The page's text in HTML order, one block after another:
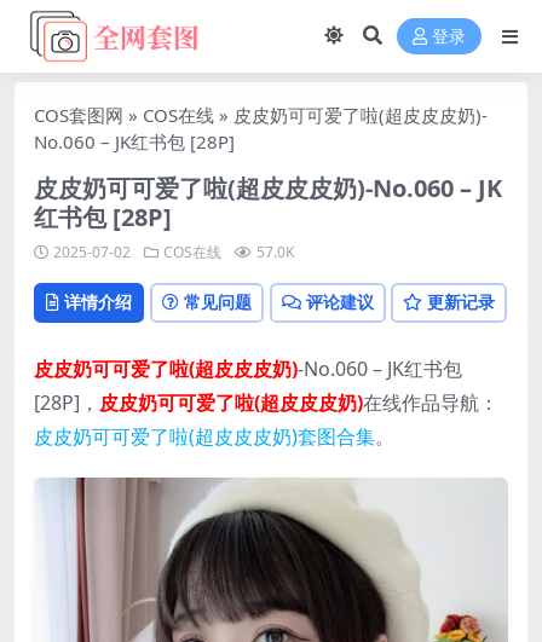
登录
COS套图网 » COS在线 » 皮皮奶可可爱了啦(超皮皮皮奶)-
No.060 – JK红书包 [28P]
皮皮奶可可爱了啦(超皮皮皮奶)-No.060 – JK
红书包 [28P]
2025-07-02 COS在线 57.0K
详情介绍 常见问题 评论建议 更新记录
皮皮奶可可爱了啦(超皮皮皮奶)-No.060 – JK红书包
[28P]， 皮皮奶可可爱了啦(超皮皮皮奶)在线作品导航：
皮皮奶可可爱了啦(超皮皮皮奶)套图合集。